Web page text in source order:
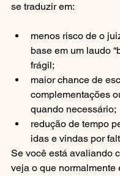
se traduzir em:
menos risco de o
base em um laudo
frágil;
maior chance de
complementações
quando necessário;
redução de tempo
idas e vindas por
Se você está avaliando
veja o que normalmente